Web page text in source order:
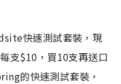
快速測試套裝，現
支$10，買10支再送口
的快速測試套裝，